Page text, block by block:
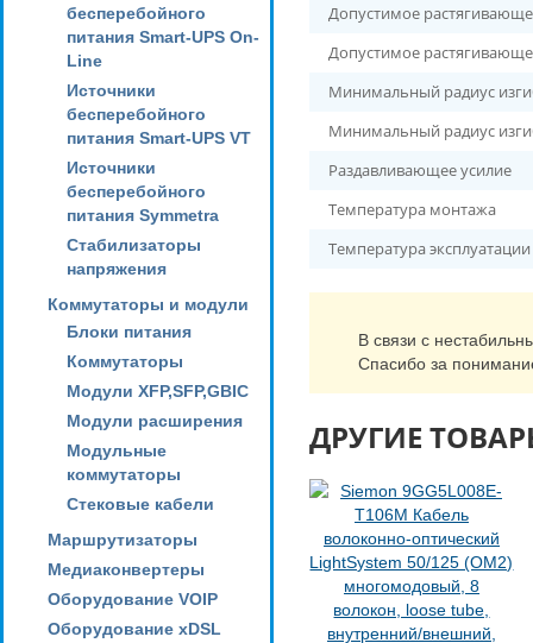
бесперебойного
питания Smart-UPS On-
Line
Источники
бесперебойного
питания Smart-UPS VT
Источники
бесперебойного
питания Symmetra
Стабилизаторы
напряжения
Коммутаторы и модули
Блоки питания
Коммутаторы
Модули XFP,SFP,GBIC
Модули расширения
Модульные
коммутаторы
Стековые кабели
Маршрутизаторы
Медиаконвертеры
Оборудование VOIP
Оборудование xDSL
Допустимое
Допустимое
Минимальный радиус
Минимальный радиус
Раздавливающее усилие
Температура монтажа
Температура эксплуатации
В связи с
Спасибо за
ДРУГИЕ